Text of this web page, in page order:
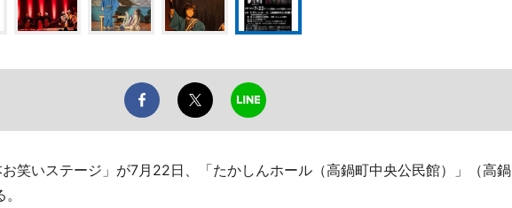
お笑いステージ」が7月22日、「たかしんホール（高鍋町中央公民館）」（高鍋